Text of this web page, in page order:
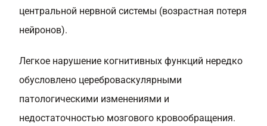
центральной нервной системы (возрастная потеря
нейронов).
Легкое нарушение когнитивных функций нередко
обусловлено цереброваскулярными
патологическими изменениями и
недостаточностью мозгового кровообращения.